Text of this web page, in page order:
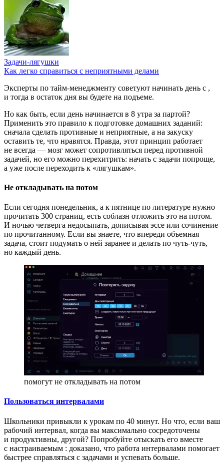
Задачи-лягушки
Как легко справиться с неприятными делами
Эксперты по тайм-менеджменту советуют начинать день с ,
и тогда в остаток дня вы будете на подъеме.
Но как быть, если день начинается в 8 утра за партой?
Применить это правило к подготовке домашних заданий:
сначала сделать противные и неприятные, а на закуску
оставить те, что нравятся. Правда, этот принцип работает
не всегда — мозг может сопротивляться перед противной
задачей, но его можно перехитрить: начать с задачи попроще,
а уже после переходить к «лягушкам».
Не откладывать на потом
Если сегодня понедельник, а к пятнице по литературе нужно
прочитать 300 страниц, есть соблазн отложить это на потом.
И ночью четверга недосыпать, дописывая эссе или сочинение
по прочитанному. Если вы знаете, что впереди объемная
задача, стоит подумать о ней заранее и делать по чуть-чуть,
но каждый день.
помогут не откладывать на потом
Пользоваться интервалами
Школьники привыкли к урокам по 40 минут. Но что, если ваш
рабочий интервал, когда вы максимально сосредоточены
и продуктивны, другой? Попробуйте отыскать его вместе
с настраиваемым : доказано, что работа интервалами помогает
быстрее справляться с задачами и успевать больше.